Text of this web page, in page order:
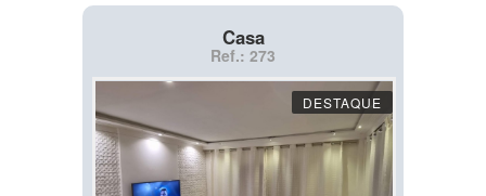
Casa
Ref.: 273
DESTAQUE